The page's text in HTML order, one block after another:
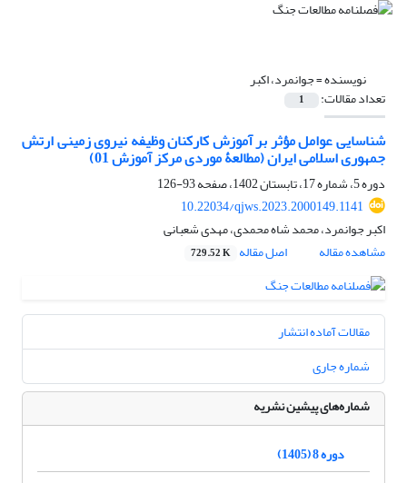
نویسنده =جوانمرد، اکبر
تعداد مقالات: 1
شناسایی‌ عوامل‌ مؤثر بر آموزش کارکنان وظیفه نیروی زمینی ارتش
جمهوری اسلامی ایران (مطالعۀ موردی مرکز آموزش 01)
دوره 5، شماره 17، تابستان 1402، صفحه
93-126
10.22034/qjws.2023.2000149.1141
اکبر جوانمرد، محمد شاه محمدی، مهدی شعبانی
مشاهده مقاله
اصل مقاله 729.52 K
مقالات آماده انتشار
شماره جاری
شماره‌های پیشین نشریه
دوره 8 (1405)